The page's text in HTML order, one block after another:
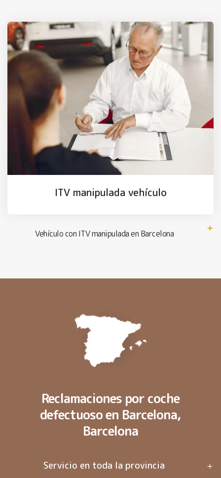
ITV manipulada vehículo
Vehículo con ITV manipulada en Barcelona
Reclamaciones por coche
defectuoso en Barcelona,
Barcelona
Servicio en toda la provincia